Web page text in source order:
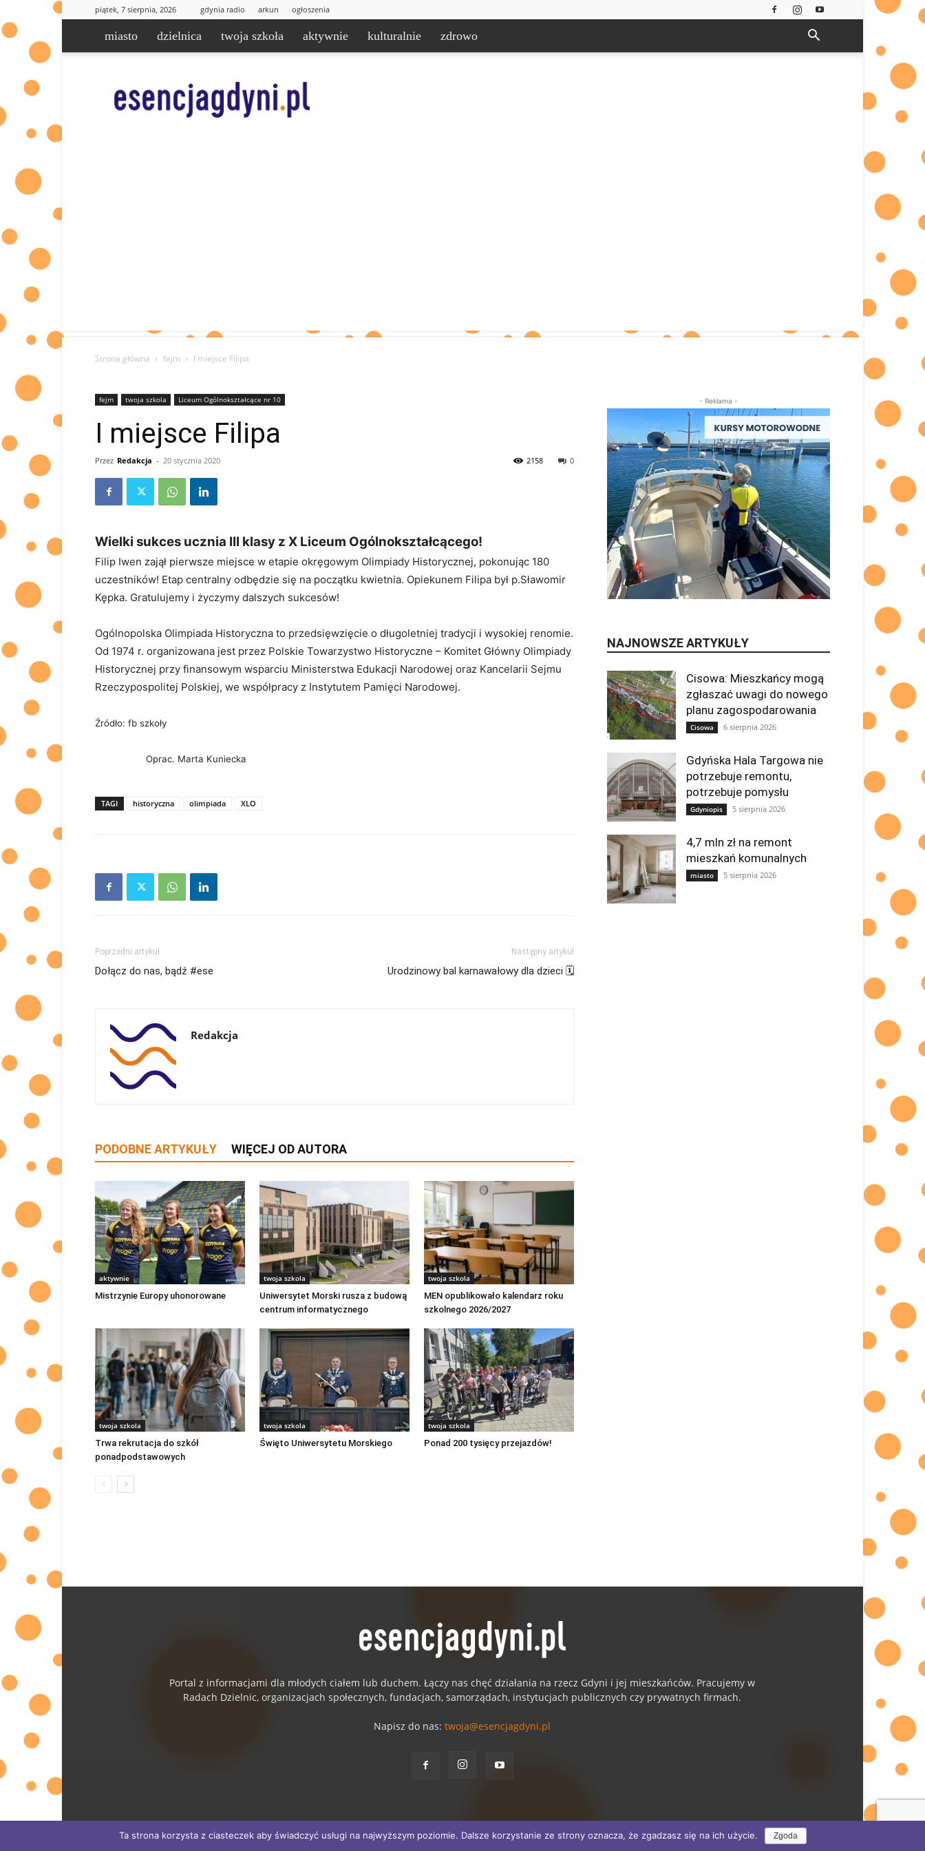
piątek, 7 sierpnia, 2026 gdynia radio arkun ogłoszenia
miasto dzielnica twoja szkoła aktywnie kulturalnie zdrowo
|
informacje
Strona główna fejm I miejsce Filipa
fejm twoja szkola Liceum Ogólnokształcące nr 10
I miejsce Filipa
Przez Redakcja - 20 stycznia 2020 0
2158
Wielki sukces ucznia III klasy z X Liceum Ogólnokształcącego!
Filip Iwen zajął pierwsze miejsce w etapie okręgowym Olimpiady Historycznej, pokonując 180
uczestników! Etap centralny odbędzie się na początku kwietnia. Opiekunem Filipa był p.Sławomir
Kępka. Gratulujemy i życzymy dalszych sukcesów!
Ogólnopolska Olimpiada Historyczna to przedsięwzięcie o długoletniej tradycji i wysokiej renomie.
Od 1974 r. organizowana jest przez Polskie Towarzystwo Historyczne – Komitet Główny Olimpiady
Historycznej przy finansowym wsparciu Ministerstwa Edukacji Narodowej oraz Kancelarii Sejmu
Rzeczypospolitej Polskiej, we współpracy z Instytutem Pamięci Narodowej.
Źródło: fb szkoły
Oprac. Marta Kuniecka
TAGI historyczna olimpiada XLO
Poprzedni artykuł
Dołącz do nas, bądź #ese
Następny artykuł
Urodzinowy bal karnawałowy dla dzieci 🗓
Redakcja
PODOBNE ARTYKUŁY WIĘCEJ OD AUTORA
aktywnie
Mistrzynie Europy uhonorowane
twoja szkola
Uniwersytet Morski rusza z budową
centrum informatycznego
twoja szkola
MEN opublikowało kalendarz roku
szkolnego 2026/2027
twoja szkola
Trwa rekrutacja do szkół
ponadpodstawowych
twoja szkola
Święto Uniwersytetu Morskiego
twoja szkola
Ponad 200 tysięcy przejazdów!
- Reklama -
NAJNOWSZE ARTYKUŁY
Cisowa: Mieszkańcy mogą
zgłaszać uwagi do nowego
planu zagospodarowania
Cisowa 6 sierpnia 2026
Gdyńska Hala Targowa nie
potrzebuje remontu,
potrzebuje pomysłu
Gdyniopis 5 sierpnia 2026
4,7 mln zł na remont
mieszkań komunalnych
miasto 5 sierpnia 2026
Portal z informacjami dla młodych ciałem lub duchem. Łączy nas chęć działania na rzecz Gdyni i jej mieszkańców. Pracujemy w
Radach Dzielnic, organizacjach społecznych, fundacjach, samorządach, instytucjach publicznych czy prywatnych firmach.
Napisz do nas:twoja@esencjagdyni.pl
Kto my? reklama kontakt logowanie
© ESENCJA Sp. z o.o.
Ta strona korzysta z ciasteczek aby świadczyć usługi na najwyższym poziomie. Dalsze korzystanie ze strony oznacza, że zgadzasz się na ich użycie. Zgoda